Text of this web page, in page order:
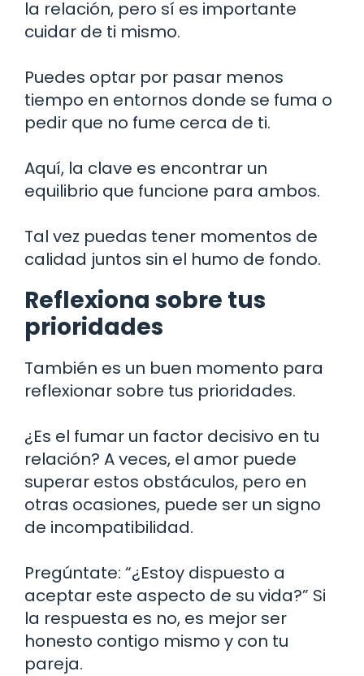
la relación, pero sí es importante
cuidar de ti mismo.
Puedes optar por pasar menos
tiempo en entornos donde se fuma o
pedir que no fume cerca de ti.
Aquí, la clave es encontrar un
equilibrio que funcione para ambos.
Tal vez puedas tener momentos de
calidad juntos sin el humo de fondo.
Reflexiona sobre tus
prioridades
También es un buen momento para
reflexionar sobre tus prioridades.
¿Es el fumar un factor decisivo en tu
relación? A veces, el amor puede
superar estos obstáculos, pero en
otras ocasiones, puede ser un signo
de incompatibilidad.
Pregúntate: “¿Estoy dispuesto a
aceptar este aspecto de su vida?” Si
la respuesta es no, es mejor ser
honesto contigo mismo y con tu
pareja.